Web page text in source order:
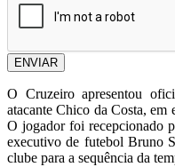
ENVIAR
O Cruzeiro apresentou
atacante Chico da Costa, em
O jogador foi recepcionado
executivo de futebol Bruno
clube para a sequência da